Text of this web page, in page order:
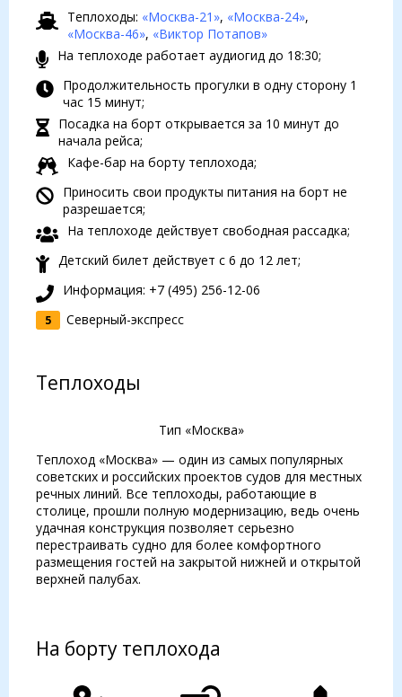
Теплоходы: «Москва-21», «Москва-24»,
«Москва-46», «Виктор Потапов»
На теплоходе работает аудиогид до 18:30;
Продолжительность прогулки в одну сторону 1
час 15 минут;
Посадка на борт открывается за 10 минут до
начала рейса;
Кафе-бар на борту теплохода;
Приносить свои продукты питания на борт не
разрешается;
На теплоходе действует свободная рассадка;
Детский билет действует с 6 до 12 лет;
Информация: +7 (495) 256-12-06
5 Северный-экспресс
Теплоходы
Тип «Москва»
Теплоход «Москва» — один из самых популярных
советских и российских проектов судов для местных
речных линий. Все теплоходы, работающие в
столице, прошли полную модернизацию, ведь очень
удачная конструкция позволяет серьезно
перестраивать судно для более комфортного
размещения гостей на закрытой нижней и открытой
верхней палубах.
На борту теплохода